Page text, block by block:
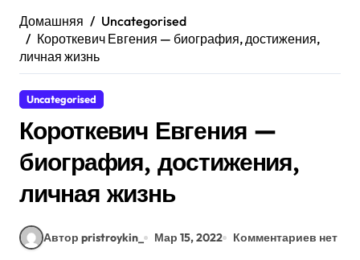
Домашняя
Uncategorised
Короткевич Евгения — биография, достижения,
личная жизнь
Uncategorised
Короткевич Евгения —
биография, достижения,
личная жизнь
Автор pristroykin_ Мар 15, 2022 Комментариев нет